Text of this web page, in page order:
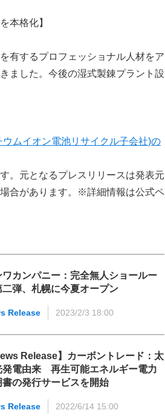
本格化】
有するプロフェッショナル人材をア
ました。今後の湿式製錬プラント設
ムイオン電池リサイクル子会社)の
。元となるプレスリリースは発表元
合があります。※詳細情報は公式ペ
ワカンパニー：完全無人ショールー
二弾、札幌に今夏オープン
Release 2023/2/3 18:00
Release】カーボントレード：太
発電由来 再生可能エネルギー電力
書の発行サービスを開始
Release 2022/6/14 15:00